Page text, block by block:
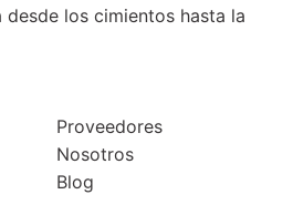
desde los cimientos hasta la
Proveedores
Nosotros
Blog